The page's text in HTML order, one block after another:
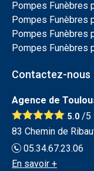
Pompes Funèbres
Pompes Funèbres
Pompes Funèbres
Pompes Funèbres
Contactez-nous
Agence de
5.0 /5
83 Chemin de
05.34.67.23.06
En savoir +